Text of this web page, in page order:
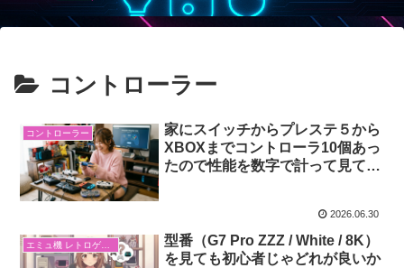
コントローラー
コントローラー
家にスイッチからプレステ５から
XBOXまでコントローラ10個あっ
たので性能を数字で計って見てみ
2026.06.30
エミュ機 レトロゲーム
型番（G7 Pro ZZZ / White / 8K）
を見ても初心者じゃどれが良いか